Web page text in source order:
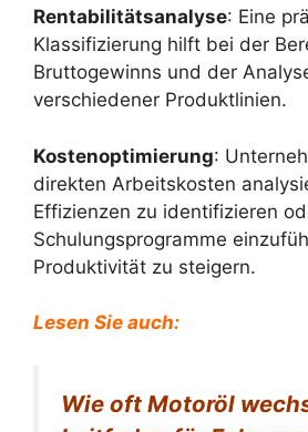
Rentabilitätsanalyse: Eine
Klassifizierung hilft bei der
Bruttogewinns und der
verschiedener Produktlinien.
Kostenoptimierung:
direkten Arbeitskosten
Effizienzen zu identifizieren
Schulungsprogramme
Produktivität zu steigern.
Lesen Sie auch:
Wie oft Motoröl